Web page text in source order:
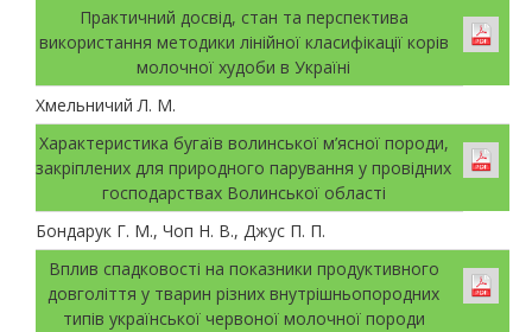
Практичний досвід, стан та перспектива
використання методики лінійної класифікації корів
молочної худоби в Україні
Хмельничий Л. М.
Характеристика бугаїв волинської м’ясної породи,
закріплених для природного парування у провідних
господарствах Волинської області
Бондарук Г. М., Чоп Н. В., Джус П. П.
Вплив спадковості на показники продуктивного
довголіття у тварин різних внутрішньопородних
типів української червоної молочної породи